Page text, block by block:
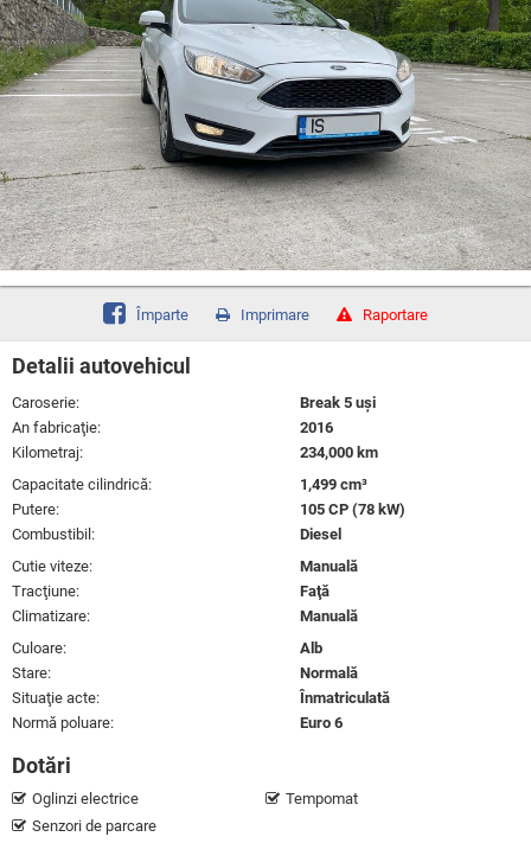
Împarte Imprimare Raportare
Detalii autovehicul
Caroserie:
Break 5 uşi
An fabricaţie:
2016
Kilometraj:
234,000 km
Capacitate cilindrică:
1,499 cm³
Putere:
105 CP (78 kW)
Combustibil:
Diesel
Cutie viteze:
Manuală
Tracţiune:
Faţă
Climatizare:
Manuală
Culoare:
Alb
Stare:
Normală
Situaţie acte:
Înmatriculată
Normă poluare:
Euro 6
Dotări
Oglinzi electrice
Tempomat
Senzori de parcare